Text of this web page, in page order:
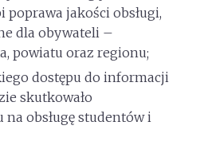
poprawa jakości obsługi,
dla obywateli –
powiatu oraz regionu;
dostępu do informacji
skutkowało
na obsługę studentów i